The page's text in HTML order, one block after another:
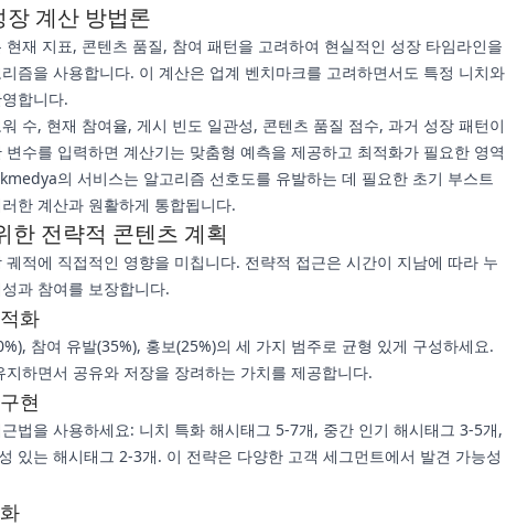
계산 방법론
현재 지표, 콘텐츠 품질, 참여 패턴을 고려하여 현실적인 성장 타임라인을
즘을 사용합니다. 이 계산은 업계 벤치마크를 고려하면서도 특정 니치와
합니다.
수, 현재 참여율, 게시 빈도 일관성, 콘텐츠 품질 점수, 과거 성장 패턴이
변수를 입력하면 계산기는 맞춤형 예측을 제공하고 최적화가 필요한 영역
의 서비스는 알고리즘 선호도를 유발하는 데 필요한 초기 부스트
한 계산과 원활하게 통합됩니다.
한 전략적 콘텐츠 계획
궤적에 직접적인 영향을 미칩니다. 전략적 접근은 시간이 지남에 따라 누
과 참여를 보장합니다.
화
참여 유발(35%), 홍보(25%)의 세 가지 범주로 균형 있게 구성하세요.
지하면서 공유와 저장을 장려하는 가치를 제공합니다.
현
법을 사용하세요: 니치 특화 해시태그 5-7개, 중간 인기 해시태그 3-5개,
있는 해시태그 2-3개. 이 전략은 다양한 고객 세그먼트에서 발견 가능성